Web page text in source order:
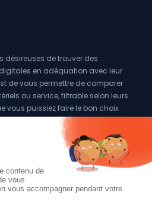
désireuses de trouver des
en adéquation avec leur
de vous permettre de comparer
ou service, filtrable selon leurs
vous puissiez faire le bon choix
êtes éditeur?
sur Foxeet